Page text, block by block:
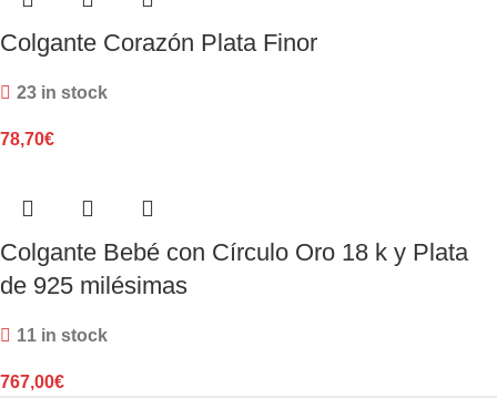
Colgante Corazón Plata Finor
23 in stock
78,70€
Colgante Bebé con Círculo Oro 18 k y Plata
de 925 milésimas
11 in stock
767,00€